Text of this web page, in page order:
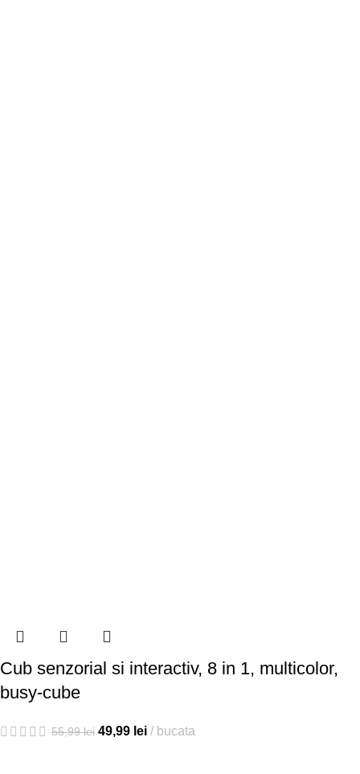
Cub senzorial si interactiv, 8 in 1, multicolor,
busy-cube
55,99lei 49,99 lei bucata